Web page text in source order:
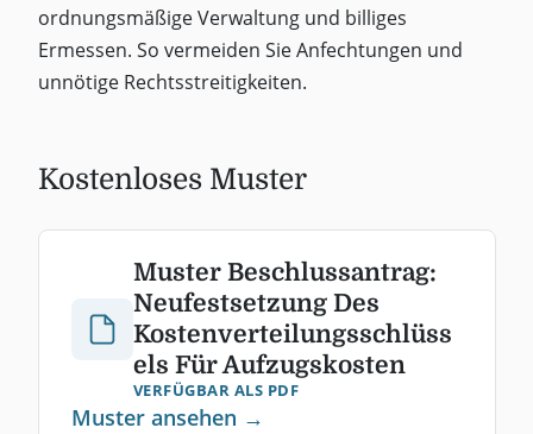
ordnungsmäßige Verwaltung und billiges
Ermessen. So vermeiden Sie Anfechtungen und
unnötige Rechtsstreitigkeiten.
Kostenloses Muster
Muster Beschlussantrag:
Neufestsetzung Des
Kostenverteilungsschlüss
els Für Aufzugskosten
VERFÜGBAR ALS PDF
Muster ansehen →